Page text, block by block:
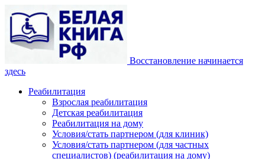
Восстановление начинается
здесь
Реабилитация
Взрослая реабилитация
Детская реабилитация
Реабилитация на дому
Условия/стать партнером (для клиник)
Условия/стать партнером (для частных
специалистов) (реабилитация на дому)